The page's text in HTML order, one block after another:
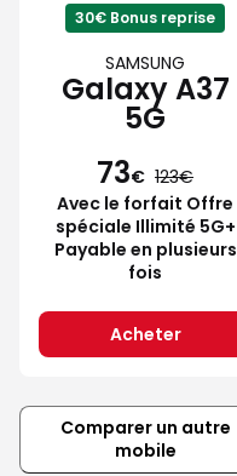
30€ Bonus reprise
SAMSUNG
Galaxy A37
5G
73€ 123
Avec le forfait Offre
spéciale Illimité 5G+
Payable en plusieurs
fois
Acheter
Comparer un autre
mobile